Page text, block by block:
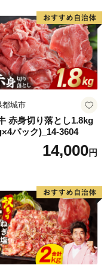
都城市
赤身切り落とし1.8kg
パック)_14-3604
14,000円